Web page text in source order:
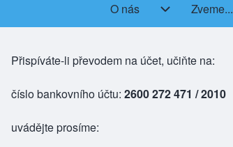
Main navigation
O nás Zveme...
Přispíváte-li převodem na účet, učiňte na:
číslo bankovního účtu: 2600 272 471 / 2010
uvádějte prosíme: